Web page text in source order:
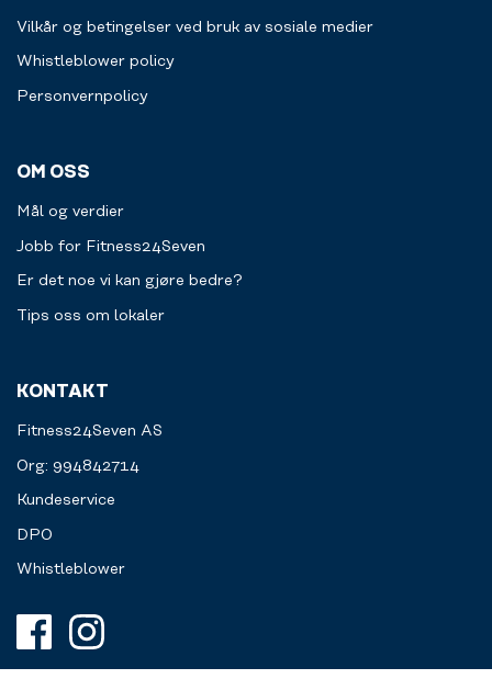
Vilkår og betingelser ved bruk av sosiale medier
Whistleblower policy
Personvernpolicy
OM OSS
Mål og verdier
Jobb for Fitness24Seven
Er det noe vi kan gjøre bedre?
Tips oss om lokaler
KONTAKT
Fitness24Seven AS
Org: 994842714
Kundeservice
DPO
Whistleblower